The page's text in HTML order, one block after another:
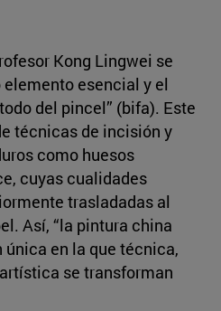
Kong Lingwei se
esencial y el
del pincel” (bifa). Este
técnicas de incisión y
como huesos
cuyas cualidades
trasladadas al
Así, “la pintura china
en la que técnica,
se transforman